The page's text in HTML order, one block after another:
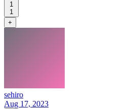
1
1
+
sehiro
Aug 17, 2023